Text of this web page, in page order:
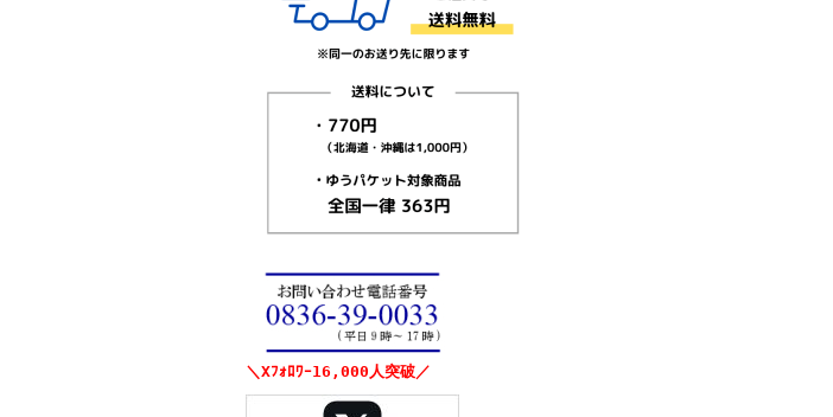
＼Xﾌｫﾛﾜｰ16,000人突破／